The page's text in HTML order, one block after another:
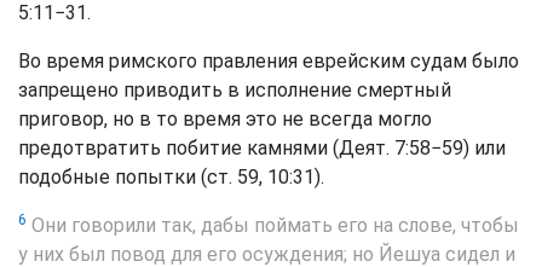
5:11−31.
Во время римского правления еврейским судам было
запрещено приводить в исполнение смертный
приговор, но в то время это не всегда могло
предотвратить побитие камнями (Деят. 7:58−59) или
подобные попытки (ст. 59, 10:31).
6 Они говорили так, дабы поймать его на слове, чтобы
у них был повод для его осуждения; но Йешуа сидел и